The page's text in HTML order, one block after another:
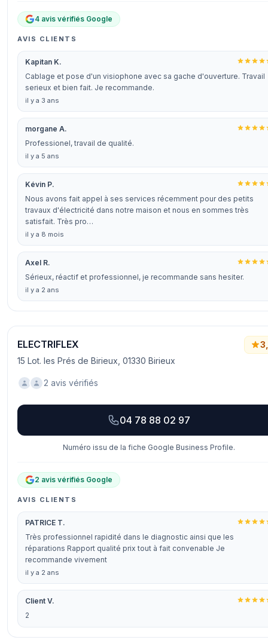
4 avis vérifiés Google
AVIS CLIENTS
Kapitan K.
Cablage et pose d'un visiophone avec sa gache d'ouverture. Travail
serieux et bien fait. Je recommande.
il y a 3 ans
morgane A.
Professionel, travail de qualité.
il y a 5 ans
Kévin P.
Nous avons fait appel à ses services récemment pour des petits
travaux d'électricité dans notre maison et nous en sommes très
satisfait. Très pro…
il y a 8 mois
Axel R.
Sérieux, réactif et professionnel, je recommande sans hesiter.
il y a 2 ans
ELECTRIFLEX
15 Lot. les Prés de Birieux, 01330 Birieux
2 avis vérifiés
04 78 88 02 97
Numéro issu de la fiche Google Business Profile.
2 avis vérifiés Google
AVIS CLIENTS
PATRICE T.
Très professionnel rapidité dans le diagnostic ainsi que les
réparations Rapport qualité prix tout à fait convenable Je
recommande vivement
il y a 2 ans
Client V.
2